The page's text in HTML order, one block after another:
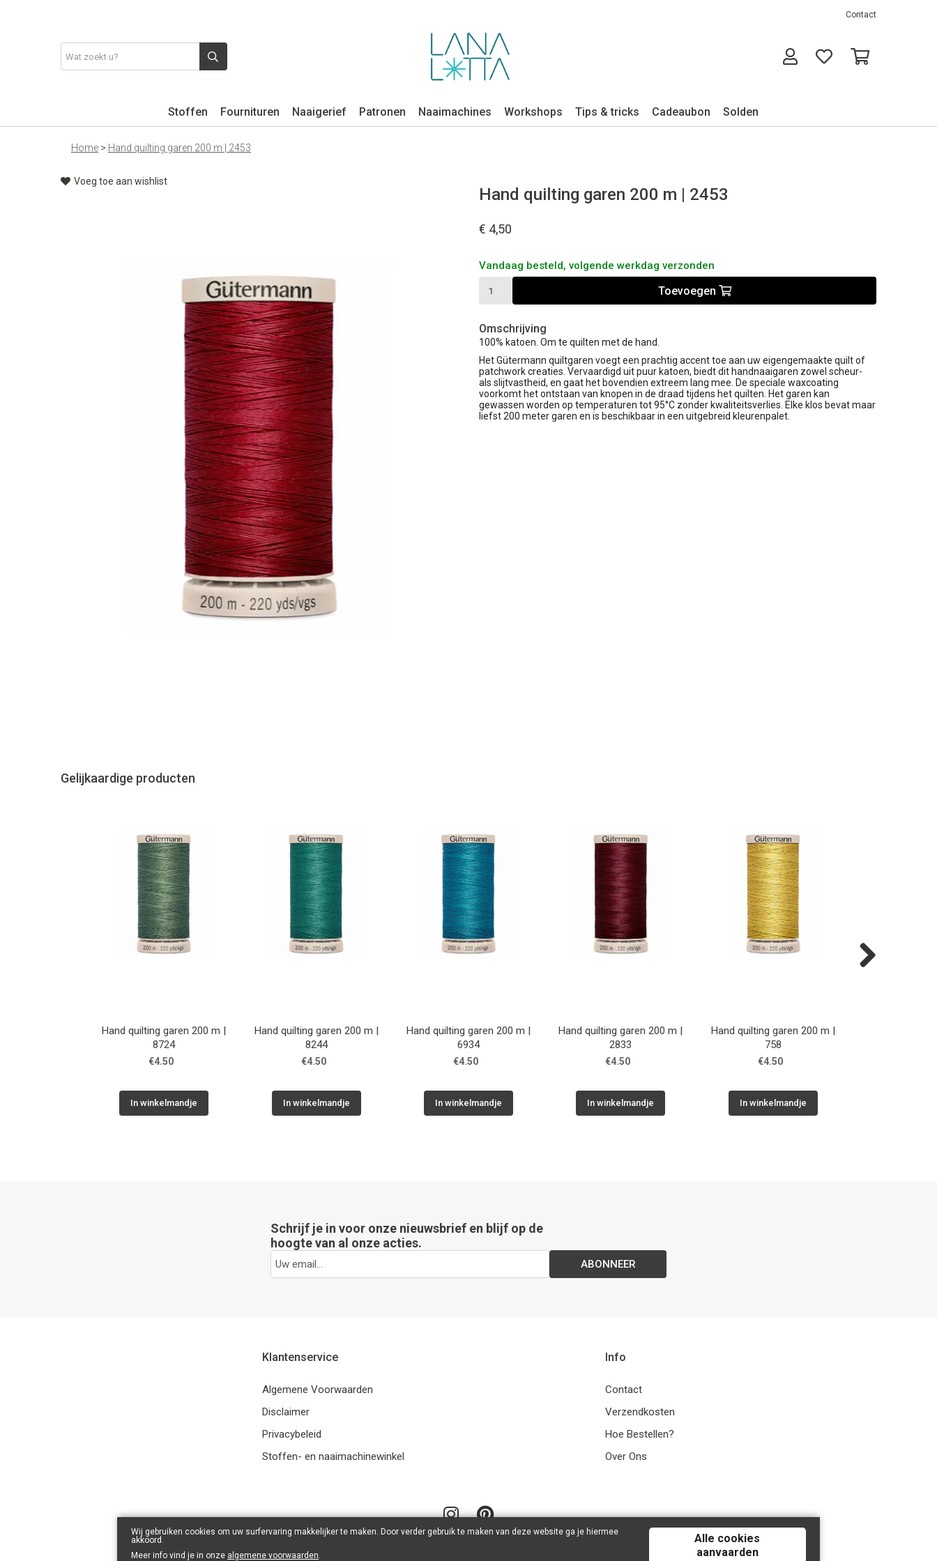
Contact
Stoffen Fournituren Naaigerief Patronen Naaimachines Workshops Tips & tricks Cadeaubon Solden
Home > Hand quilting garen 200 m | 2453
Voeg toe aan wishlist
Hand quilting garen 200 m | 2453
€ 4,50
Vandaag besteld, volgende werkdag verzonden
Toevoegen
Omschrijving
100% katoen. Om te quilten met de hand.
Het Gütermann quiltgaren voegt een prachtig accent toe aan uw eigengemaakte quilt of
patchwork creaties. Vervaardigd uit puur katoen, biedt dit handnaaigaren zowel scheur-
als slijtvastheid, en gaat het bovendien extreem lang mee. De speciale waxcoating
voorkomt het ontstaan van knopen in de draad tijdens het quilten. Het garen kan
gewassen worden op temperaturen tot 95°C zonder kwaliteitsverlies. Elke klos bevat maar
liefst 200 meter garen en is beschikbaar in een uitgebreid kleurenpalet.
Gelijkaardige producten
Hand quilting garen 200 m |
8724
€4.50
In winkelmandje
Hand quilting garen 200 m |
8244
€4.50
In winkelmandje
Hand quilting garen 200 m |
6934
€4.50
In winkelmandje
Hand quilting garen 200 m |
2833
€4.50
In winkelmandje
Hand quilting garen 200 m |
758
€4.50
In winkelmandje
Schrijf je in voor onze nieuwsbrief en blijf op de
hoogte van al onze acties.
ABONNEER
Klantenservice
Algemene Voorwaarden
Disclaimer
Privacybeleid
Stoffen- en naaimachinewinkel
Info
Contact
Verzendkosten
Hoe Bestellen?
Over Ons
Wij gebruiken cookies om uw surfervaring makkelijker te maken. Door verder gebruik te maken van deze website ga je hiermee
akkoord.
Meer info vind je in onze algemene voorwaarden.
Alle cookies
aanvaarden